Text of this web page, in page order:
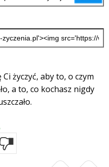
życzyć, aby to, o czym
a to, co kochasz nigdy